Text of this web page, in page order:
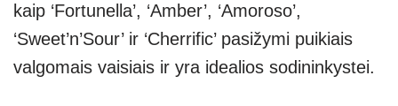
kaip ‘Fortunella’, ‘Amber’, ‘Amoroso’,
‘Sweet’n’Sour’ ir ‘Cherrific’ pasižymi puikiais
valgomais vaisiais ir yra idealios sodininkystei.